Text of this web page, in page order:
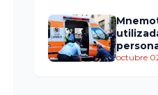
octubre